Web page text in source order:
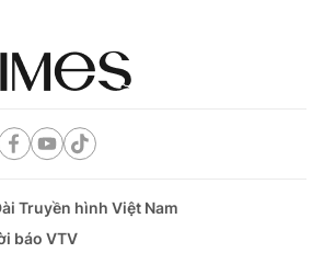
Truyền hình Việt Nam
báo VTV